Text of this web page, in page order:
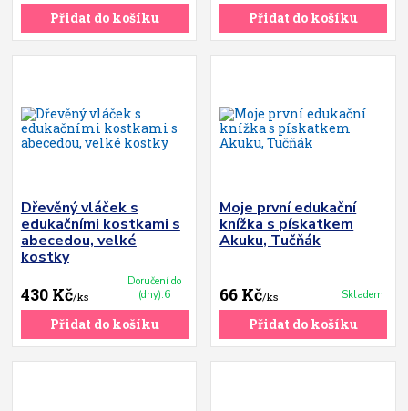
Přidat do košíku Přidat do košíku
Dřevěný vláček s
edukačními kostkami s
abecedou, velké
kostky
430 Kč/ks
Doručení do
(dny):6
Přidat do košíku
Moje první edukační
knížka s pískatkem
Akuku, Tučňák
66 Kč/ks Skladem
Přidat do košíku